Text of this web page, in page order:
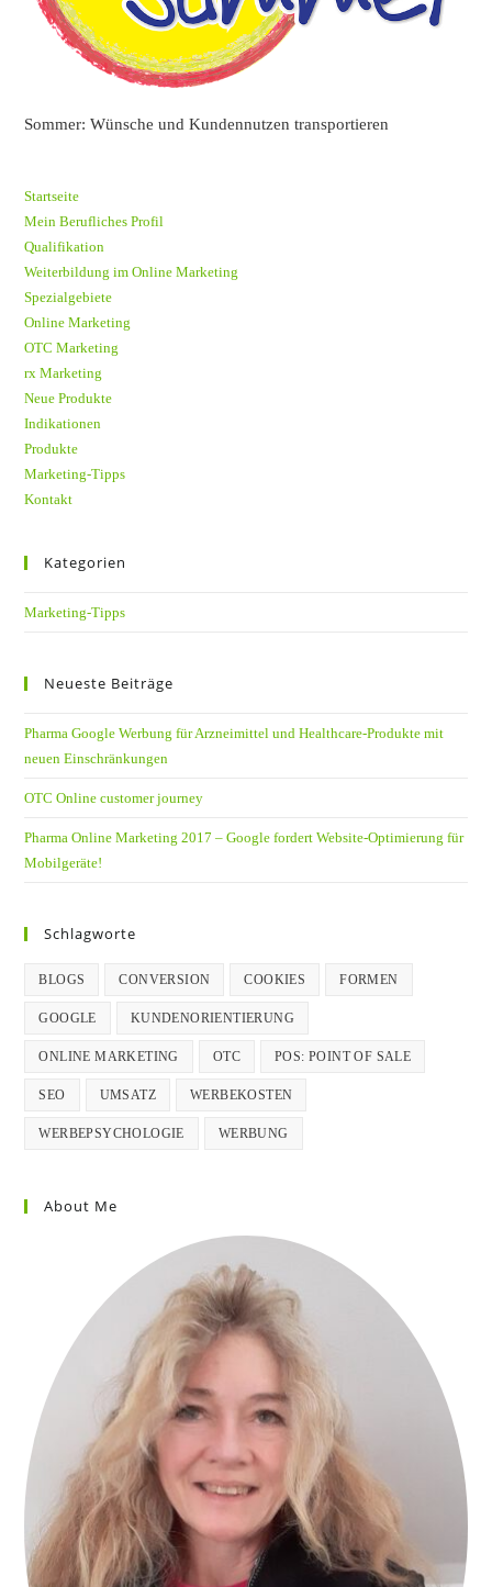
Sommer: Wünsche und Kundennutzen transportieren
Startseite
Mein Berufliches Profil
Qualifikation
Weiterbildung im Online Marketing
Spezialgebiete
Online Marketing
OTC Marketing
rx Marketing
Neue Produkte
Indikationen
Produkte
Marketing-Tipps
Kontakt
Kategorien
Marketing-Tipps
Neueste Beiträge
Pharma Google Werbung für Arzneimittel und Healthcare-Produkte mit
neuen Einschränkungen
OTC Online customer journey
Pharma Online Marketing 2017 – Google fordert Website-Optimierung für
Mobilgeräte!
Schlagworte
BLOGS CONVERSION COOKIES FORMEN
GOOGLE KUNDENORIENTIERUNG
ONLINE MARKETING OTC POS: POINT OF SALE
SEO UMSATZ WERBEKOSTEN
WERBEPSYCHOLOGIE WERBUNG
About Me